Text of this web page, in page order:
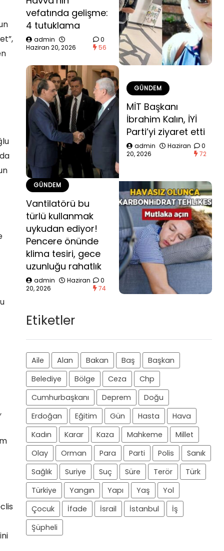
vefatında gelişme:
4 tutuklama
admin
Haziran 20, 2026
0
56
GÜNDEM
MİT Başkanı
İbrahim Kalın, İYİ
Parti’yi ziyaret etti
admin
Haziran
20, 2026
0
72
GÜNDEM
Vantilatörü bu
türlü kullanmak
uykudan ediyor!
Pencere önünde
klima tesiri, gece
uzunluğu rahatlık
admin
Haziran
20, 2026
0
74
Etiketler
Aile Alan Bakan Baş
Başkan
Belediye
Bölge Ceza
Chp
Cumhurbaşkanı
Deprem
Doğu
Erdoğan
Eğitim Gün Hasta
Hava
Kadın
Karar Kaza Mahkeme
Millet
Olay
Orman Para Parti Polis
Sanık
Sağlık
Suriye Suç Süre Terör
Türk
Türkiye
Yangın Yapı Yaş
Yol
Çocuk
İfade İsrail İstanbul
İş
Şüpheli